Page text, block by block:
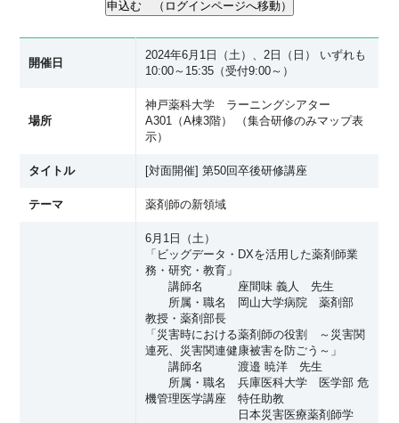
開催日
2024年6月1日（土）、2日（日） いずれも
10:00～15:35（受付9:00～）
場所
神戸薬科大学 ラーニングシアター
A301（A棟3階） （集合研修のみマップ表
示）
タイトル [対面開催] 第50回卒後研修講座
テーマ 薬剤師の新領域
6月1日（土）
「ビッグデータ・DXを活用した薬剤師業
務・研究・教育」
講師名 座間味 義人 先生
所属・職名 岡山大学病院 薬剤部
教授・薬剤部長
「災害時における薬剤師の役割 ～災害関
連死、災害関連健康被害を防ごう～」
講師名 渡邉 暁洋 先生
所属・職名 兵庫医科大学 医学部 危
機管理医学講座 特任助教
日本災害医療薬剤師学